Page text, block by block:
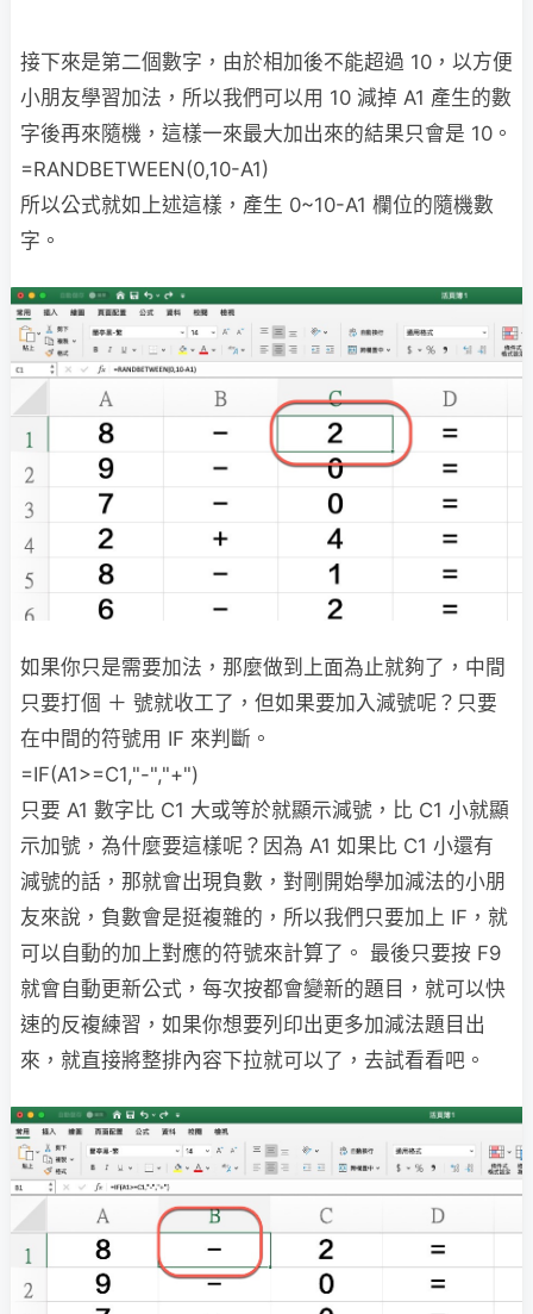
接下來是第二個數字，由於相加後不能超過 10，以方便
小朋友學習加法，所以我們可以用 10 減掉 A1 產生的數
字後再來隨機，這樣一來最大加出來的結果只會是 10。
=RANDBETWEEN(0,10-A1)
所以公式就如上述這樣，產生 0~10-A1 欄位的隨機數
字。
如果你只是需要加法，那麼做到上面為止就夠了，中間
只要打個 ＋ 號就收工了，但如果要加入減號呢？只要
在中間的符號用 IF 來判斷。
=IF(A1>=C1,"-","+")
只要 A1 數字比 C1 大或等於就顯示減號，比 C1 小就顯
示加號，為什麼要這樣呢？因為 A1 如果比 C1 小還有
減號的話，那就會出現負數，對剛開始學加減法的小朋
友來說，負數會是挺複雜的，所以我們只要加上 IF，就
可以自動的加上對應的符號來計算了。 最後只要按 F9
就會自動更新公式，每次按都會變新的題目，就可以快
速的反複練習，如果你想要列印出更多加減法題目出
來，就直接將整排內容下拉就可以了，去試看看吧。